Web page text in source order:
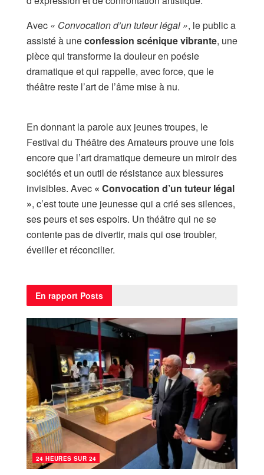
Avec « Convocation d’un tuteur légal », le public a
assisté à uneconfession scénique vibrante, une
pièce qui transforme la douleur en poésie
dramatique et qui rappelle, avec force, que le
théâtre reste l’art de l’âme mise à nu.
En donnant la parole aux jeunes troupes, le
Festival du Théâtre des Amateurs prouve une fois
encore que l’art dramatique demeure un miroir des
sociétés et un outil de résistance aux blessures
invisibles. Avec « Convocation d’un tuteur légal
», c’est toute une jeunesse qui a crié ses silences,
ses peurs et ses espoirs. Un théâtre qui ne se
contente pas de divertir, mais qui ose troubler,
éveiller et réconcilier.
En rapport Posts
24 HEURES SUR 24